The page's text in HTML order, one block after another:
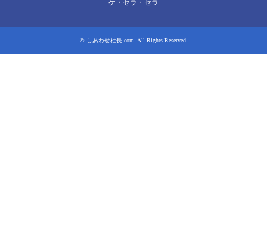
ケ・セラ・セラ
© しあわせ社長.com . All Rights Reserved.